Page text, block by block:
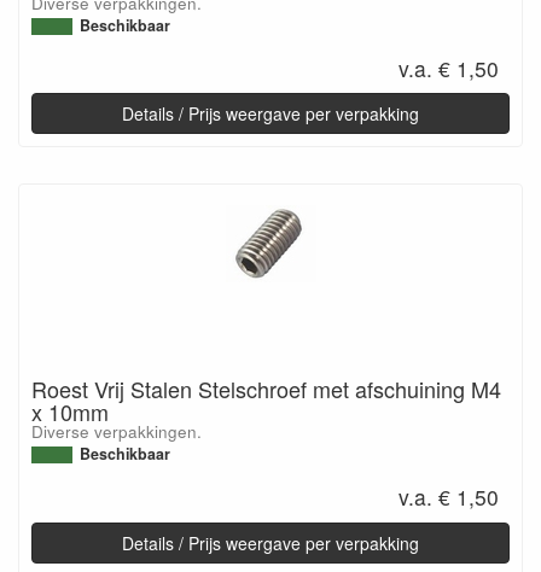
Beschikbaar
v.a. € 1,50
Details / Prijs weergave per verpakking
Roest Vrij Stalen Stelschroef met afschuining M4
x 10mm
Diverse verpakkingen.
Beschikbaar
v.a. € 1,50
Details / Prijs weergave per verpakking